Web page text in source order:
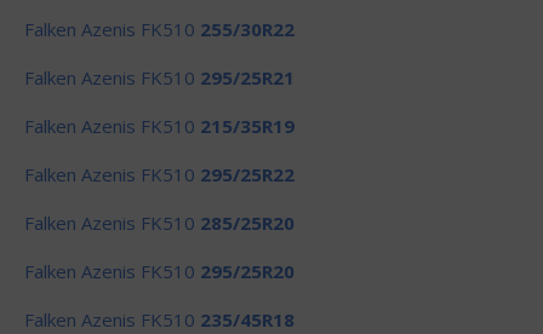
Falken Azenis FK510 255/30R22
Falken Azenis FK510 295/25R21
Falken Azenis FK510 215/35R19
Falken Azenis FK510 295/25R22
Falken Azenis FK510 285/25R20
Falken Azenis FK510 295/25R20
Falken Azenis FK510 235/45R18